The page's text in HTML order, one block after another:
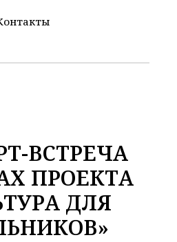
ВСТРЕЧА
ПРОЕКТА
ДЛЯ